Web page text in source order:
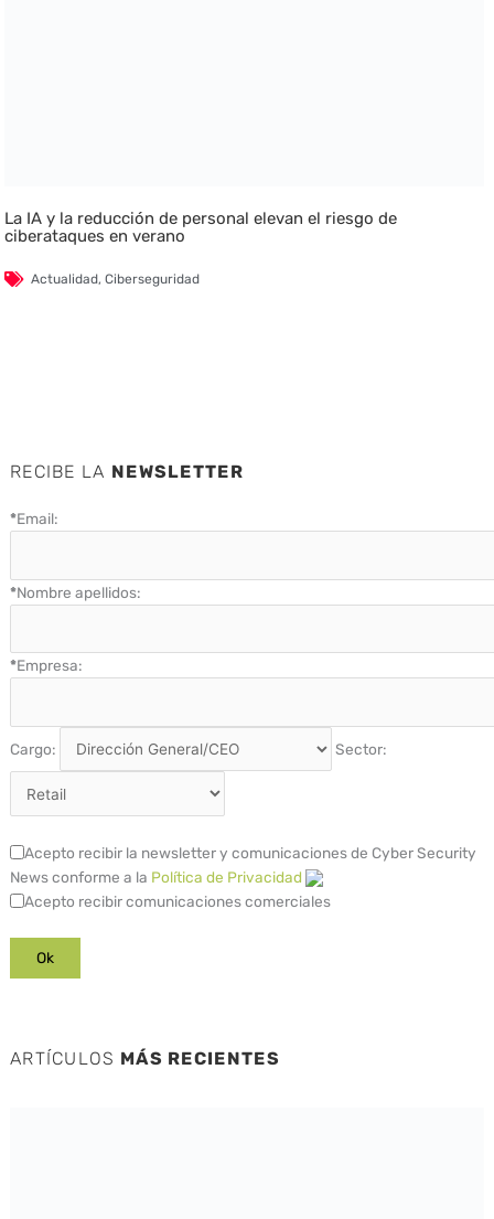
La IA y la reducción de personal elevan el riesgo de
ciberataques en verano
Actualidad,Ciberseguridad
RECIBE LA NEWSLETTER
*Email:
*Nombre apellidos:
*Empresa:
Cargo: Sector:
Acepto recibir la newsletter y comunicaciones de Cyber Security
News conforme a la Política de Privacidad
Acepto recibir comunicaciones comerciales
ARTÍCULOS MÁS RECIENTES